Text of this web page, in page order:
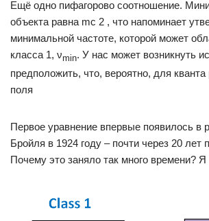
Ещё одно пифагорово соотношение.
объекта равна mc 2 , что напоминает
минимальной частоте, которой может
класса 1, νmin. У нас может возникнуть
предположить, что, вероятно, для кванта
поля
Первое уравнение впервые появилось в
Бройля в 1924 году – почти через 20 лет
Почему это заняло так много времени? Я